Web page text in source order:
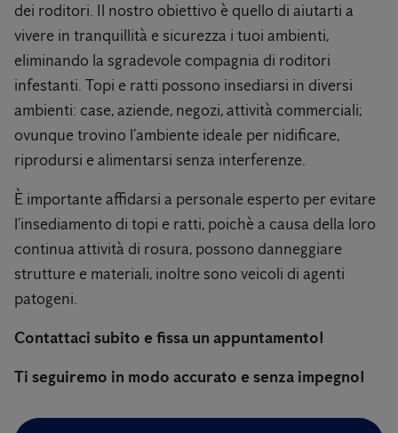
dei roditori. Il nostro obiettivo è quello di aiutarti a
vivere in tranquillità e sicurezza i tuoi ambienti,
eliminando la sgradevole compagnia di roditori
infestanti. Topi e ratti possono insediarsi in diversi
ambienti: case, aziende, negozi, attività commerciali;
ovunque trovino l’ambiente ideale per nidificare,
riprodursi e alimentarsi senza interferenze.
È importante affidarsi a personale esperto per evitare
l’insediamento di topi e ratti, poichè a causa della loro
continua attività di rosura, possono danneggiare
strutture e materiali, inoltre sono veicoli di agenti
patogeni.
Contattaci subito e fissa un appuntamento!
Ti seguiremo in modo accurato e senza impegno!